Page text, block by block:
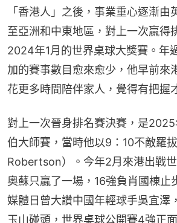
「香港人」之後，事業重心逐漸由
至亞洲和中東地區，對上一次贏得
2024年1月的世界桌球大獎賽。年
加的賽事數目愈來愈少，他早前來
花更多時間陪伴家人，覺得有把握
對上一次晉身排名賽決賽，是
伯大師賽，當時他以9：10不敵羅
Robertson）。今年2月來港出戰世
奧蘇只贏了一場，16強負肖國棟止
媒體日曾大讚中國年輕球手吳宜澤
玉山碰頭，世界桌球公開賽4強正